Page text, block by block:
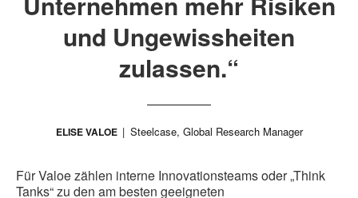
und Ungewissheiten
zulassen.“
ELISE VALOE Steelcase, Global Research Manager
Für Valoe zählen interne Innovationsteams oder „Think
Tanks“ zu den am besten geeigneten